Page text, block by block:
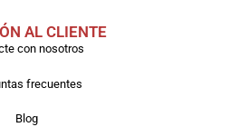
AL CLIENTE
con nosotros
frecuentes
Blog